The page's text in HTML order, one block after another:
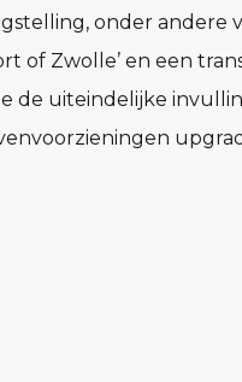
onder andere
of Zwolle’ en een
de uiteindelijke